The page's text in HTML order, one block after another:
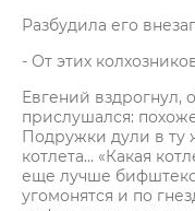
Разбудила его
- От этих
Евгений вздрогнул,
прислушался:
Подружки дули в ту
котлета… «Какая
еще лучше
угомонятся и по